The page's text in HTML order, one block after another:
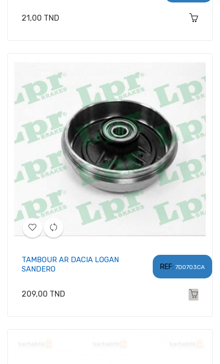
Prix
21,00 TND
REF: 7D0703CA
TAMBOUR AR DACIA LOGAN
SANDERO
Prix
209,00 TND